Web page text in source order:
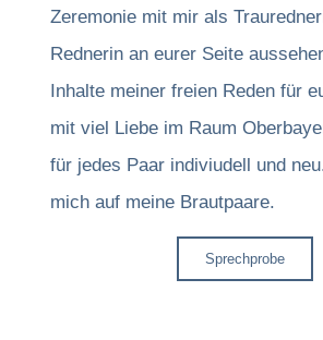
Zeremonie mit mir als
Rednerin an eurer Seite
Inhalte meiner freien Reden für
mit viel Liebe im Raum
für jedes Paar indiviudell und
mich auf meine Brautpaare.
Sprechprobe